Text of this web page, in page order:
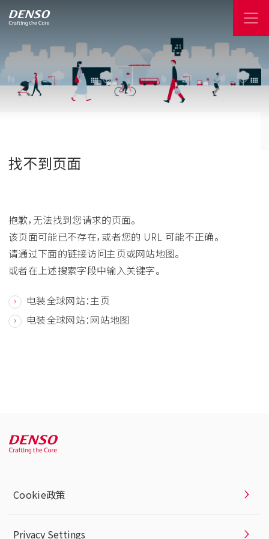
找不到页面
抱歉，无法找到您请求的页面。
该页面可能已不存在，或者您的 URL 可能不正确。
请通过下面的链接访问主页或网站地图。
或者在上述搜索字段中输入关键字。
电装全球网站：主页
电装全球网站：网站地图
Cookie政策
Privacy Settings